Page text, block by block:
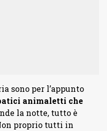
sono per l’appunto
animaletti che
la notte, tutto è
proprio tutti in